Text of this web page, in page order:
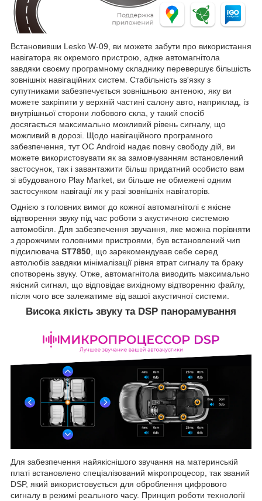
Встановивши Lesko W-09, ви можете забути про використання
навігатора як окремого пристрою, адже автомагнітола
завдяки своєму програмному складнику перевершує більшість
зовнішніх навігаційних систем. Стабільність зв'язку з
супутниками забезпечується зовнішньою антеною, яку ви
можете закріпити у верхній частині салону авто, наприклад, із
внутрішньої сторони лобового скла, у такий спосіб
досягається максимально можливий рівень сигналу, що
можливий в дорозі. Щодо навігаційного програмного
забезпечення, тут ОС Android надає повну свободу дій, ви
можете використовувати як за замовчуванням встановлений
застосунок, так і завантажити більш придатний особисто вам
зі вбудованого Play Market, ви більше не обмежені одним
застосунком навігації як у разі зовнішніх навігаторів.
Однією з головних вимог до кожної автомагнітолі є якісне
відтворення звуку під час роботи з акустичною системою
автомобіля. Для забезпечення звучання, яке можна порівняти
з дорожчими головними пристроями, був встановлений чип
підсилювача ST7850 , що зарекомендував себе серед
автолюбів завдяки мінімалізації рівня втрат сигналу та браку
спотворень звуку. Отже, автомагнітола виводить максимально
якісний сигнал, що відповідає вихідному відтворенню файлу,
після чого все залежатиме від вашої акустичної системи.
Висока якість звуку та DSP панорамування
Для забезпечення найякіснішого звучання на материнській
платі встановлено спеціалізований мікропроцесор, так званий
DSP, який використовується для оброблення цифрового
сигналу в режимі реального часу. Принцип роботи технології